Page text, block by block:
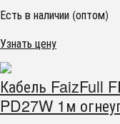
Есть в наличии (оптом)
Узнать цену
Кабель FaizFull
PD27W 1м